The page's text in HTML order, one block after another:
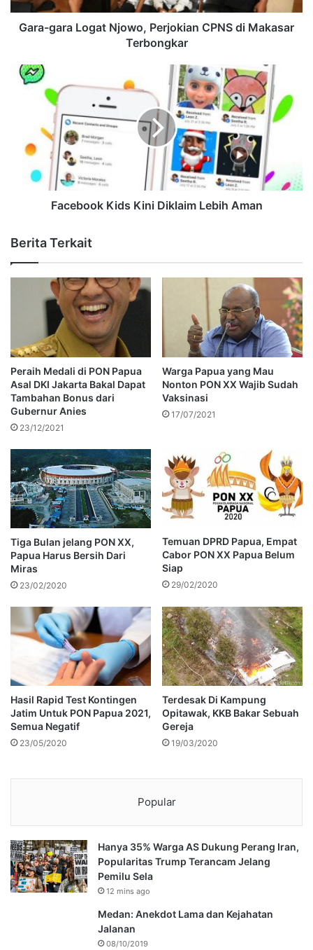
Gara-gara Logat Njowo, Perjokian CPNS di Makasar
Terbongkar
Facebook Kids Kini Diklaim Lebih Aman
Berita Terkait
Peraih Medali di PON Papua
Asal DKI Jakarta Bakal Dapat
Tambahan Bonus dari
Gubernur Anies
23/12/2021
Warga Papua yang Mau
Nonton PON XX Wajib Sudah
Vaksinasi
17/07/2021
Tiga Bulan jelang PON XX,
Papua Harus Bersih Dari
Miras
23/02/2020
Temuan DPRD Papua, Empat
Cabor PON XX Papua Belum
Siap
29/02/2020
Hasil Rapid Test Kontingen
Jatim Untuk PON Papua 2021,
Semua Negatif
23/05/2020
Terdesak Di Kampung
Opitawak, KKB Bakar Sebuah
Gereja
19/03/2020
Popular
Hanya 35% Warga AS Dukung Perang Iran,
Popularitas Trump Terancam Jelang
Pemilu Sela
12 mins ago
Medan: Anekdot Lama dan Kejahatan
Jalanan
08/10/2019